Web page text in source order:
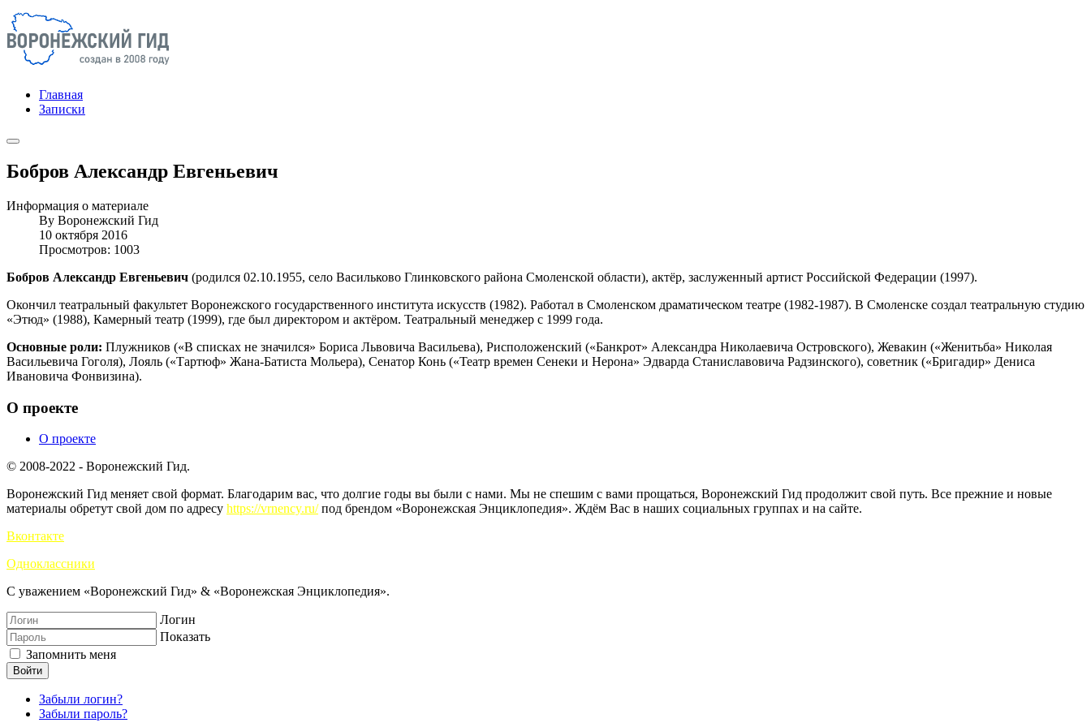
Главная
Записки
Бобров Александр Евгеньевич
Информация о материале
By Воронежский Гид
10 октября 2016
Просмотров: 1003
Бобров Александр Евгеньевич (родился 02.10.1955, село Васильково Глинковского района Смоленской области), актёр, заслуженный артист Российской Федерации (1997).
Окончил театральный факультет Воронежского государственного института искусств (1982). Работал в Смоленском драматическом театре (1982-1987). В Смоленске создал театральную студию
«Этюд» (1988), Камерный театр (1999), где был директором и актёром. Театральный менеджер с 1999 года.
Основные роли: Плужников («В списках не значился» Бориса Львовича Васильева), Рисположенский («Банкрот» Александра Николаевича Островского), Жевакин («Женитьба» Николая
Васильевича Гоголя), Лояль («Тартюф» Жана-Батиста Мольера), Сенатор Конь («Театр времен Сенеки и Нерона» Эдварда Станиславовича Радзинского), советник («Бригадир» Дениса
Ивановича Фонвизина).
О проекте
О проекте
© 2008-2022 - Воронежский Гид.
Воронежский Гид меняет свой формат. Благодарим вас, что долгие годы вы были с нами. Мы не спешим с вами прощаться, Воронежский Гид продолжит свой путь. Все прежние и новые
материалы обретут свой дом по адресу https://vrnency.ru/под брендом «Воронежская Энциклопедия». Ждём Вас в наших социальных группах и на сайте.
Вконтакте
Одноклассники
С уважением «Воронежский Гид» & «Воронежская Энциклопедия».
Логин
Показать
Запомнить меня
Войти
Забыли логин?
Забыли пароль?